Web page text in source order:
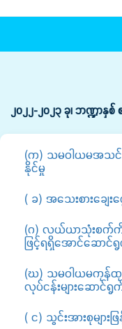
၂၀၂၂-၂၀၂၃ ခု၊ ဘဏ္ဍာနှ
(က) သမဝါယမအသင်
နိုင်မှု
( ခ) အသေးစားချေ
(ဂ) လယ်ယာသုံးစက်ကိရိ
ဖြင့်ရရှိအောင်ဆောင်
(ဃ) သမဝါယမကုန်
လုပ်ငန်းများဆောင်ရွ
( င) သွင်းအားစုများဖ